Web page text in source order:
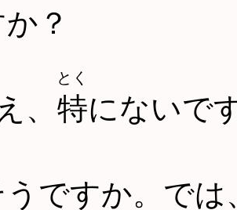
？
、 特
とく
にないで
うですか。では